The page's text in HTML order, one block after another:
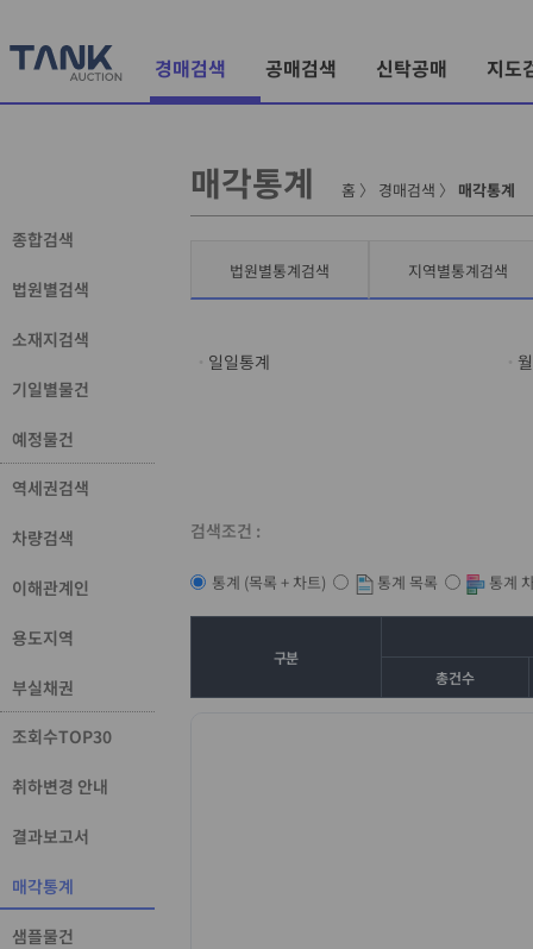
경매검색 공매검색 신탁공매 지도
종합검색
법원별검색
소재지검색
기일별물건
예정물건
역세권검색
차량검색
이해관계인
용도지역
부실채권
조회수TOP30
취하변경 안내
결과보고서
매각통계
샘플물건
매각통계 홈 〉 경매검색 〉 매각통계
법원별통계검색 지역별통계검색
일일통계
검색조건 :
통계 (목록 + 차트) 통계 목록 통계
구분
총건수